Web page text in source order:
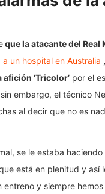
que la atacante del Real
un hospital en Australia
‘Tricolor’ por el
embargo, el técnico
al decir que no es
se le estaba
está en plenitud y así
entreno y siempre